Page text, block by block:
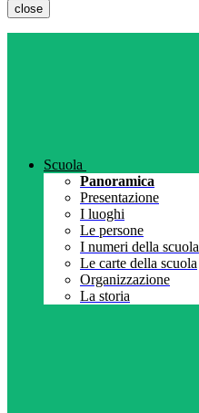
close
Scuola
Panoramica
Presentazione
I luoghi
Le persone
I numeri della scuola
Le carte della scuola
Organizzazione
La storia